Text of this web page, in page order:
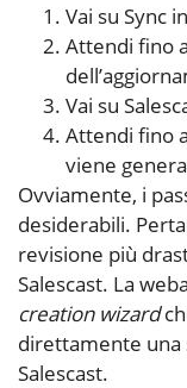
Vai su Sync
Attendi fino
Vai su
Attendi fino
viene
Ovviamente, i
desiderabili.
revisione più
Salescast. La
creation wizard
direttamente
Salescast.